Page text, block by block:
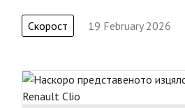
Скорост 19 February 2026